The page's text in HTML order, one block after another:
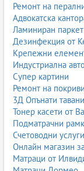
Ремонт на
Адвокатска
Ламиниран
Дезинфекция от
Крепежни
Индустриална
Супер картини
Ремонт на
3Д Опънати
Тонер касети от
Подматрачни
Счетоводни
Онлайн магазин
Матраци от